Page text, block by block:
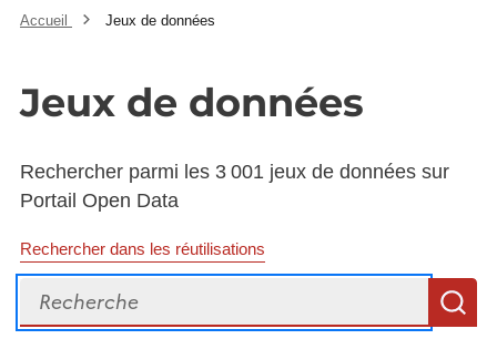
Accueil Jeux de données
Jeux de données
Rechercher parmi les 3 001 jeux de données sur
Portail Open Data
Rechercher dans les réutilisations
Recherche